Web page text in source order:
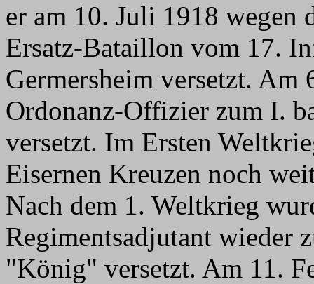
er am 10. Juli 1918 wegen
Ersatz-Bataillon vom 17.
Germersheim versetzt. Am
Ordonanz-Offizier zum I.
versetzt. Im Ersten
Eisernen Kreuzen noch
Nach dem 1. Weltkrieg
Regimentsadjutant wieder
"König" versetzt. Am 11.